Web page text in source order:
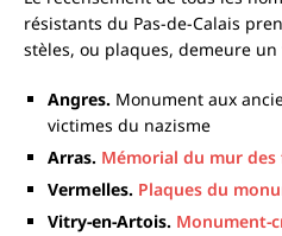
résistants du Pas-de-Calais
stèles, ou plaques, demeure
Angres. Monument aux
victimes du nazisme
Arras. Mémorial du mur des
Vermelles. Plaques du
Vitry-en-Artois. Monument-